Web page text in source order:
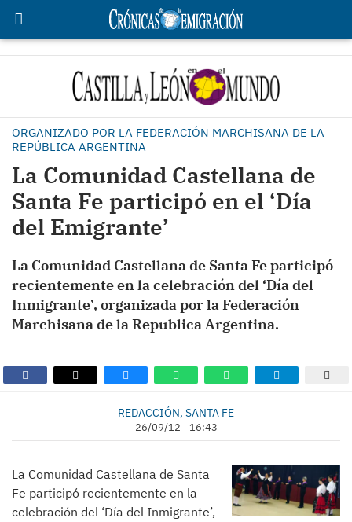
ORGANIZADO POR LA FEDERACIÓN MARCHISANA DE LA
REPÚBLICA ARGENTINA
La Comunidad Castellana de
Santa Fe participó en el ‘Día
del Emigrante’
La Comunidad Castellana de Santa Fe participó
recientemente en la celebración del ‘Día del
Inmigrante’, organizada por la Federación
Marchisana de la Republica Argentina.
REDACCIÓN, SANTA FE
26/09/12 - 16:43
La Comunidad Castellana de Santa
Fe participó recientemente en la
celebración del ‘Día del Inmigrante’,